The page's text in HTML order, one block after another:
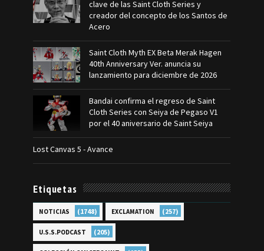
clave de las Saint Cloth Series y
creador del concepto de los Santos de
Acero
Saint Cloth Myth EX Beta Merak Hagen
40th Anniversary Ver. anuncia su
lanzamiento para diciembre de 2026
Bandai confirma el regreso de Saint
Cloth Series con Seiya de Pegaso V1
por el 40 aniversario de Saint Seiya
Lost Canvas 5 - Avance
Etiquetas
NOTICIAS (1748) EXCLAMATION (257)
U.S.S.PODCAST (205)